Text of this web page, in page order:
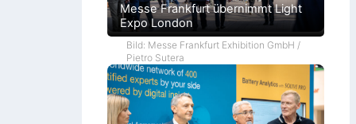
Messe Frankfurt übernimmt Light
Expo London
Bild: Messe Frankfurt Exhibition GmbH /
Pietro Sutera